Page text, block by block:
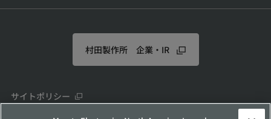
村田製作所 企業・IR
サイトポリシー
ソーシャルメディアポリシー